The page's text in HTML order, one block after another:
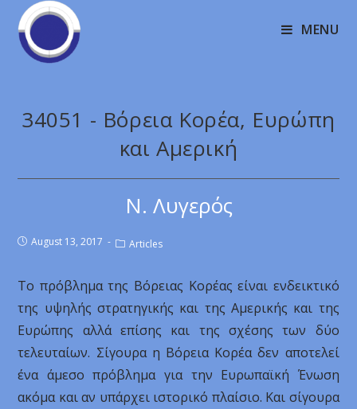
MENU
34051 - Βόρεια Κορέα, Ευρώπη
και Αμερική
Ν. Λυγερός
August 13, 2017 Articles
Το πρόβλημα της Βόρειας Κορέας είναι ενδεικτικό
της υψηλής στρατηγικής και της Αμερικής και της
Ευρώπης αλλά επίσης και της σχέσης των δύο
τελευταίων. Σίγουρα η Βόρεια Κορέα δεν αποτελεί
ένα άμεσο πρόβλημα για την Ευρωπαϊκή Ένωση
ακόμα και αν υπάρχει ιστορικό πλαίσιο. Και σίγουρα